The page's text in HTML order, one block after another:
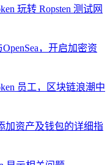
玩转 Ropsten 测试网
，开启加密资
员工，区块链浪潮中
加资产及钱包的详细指